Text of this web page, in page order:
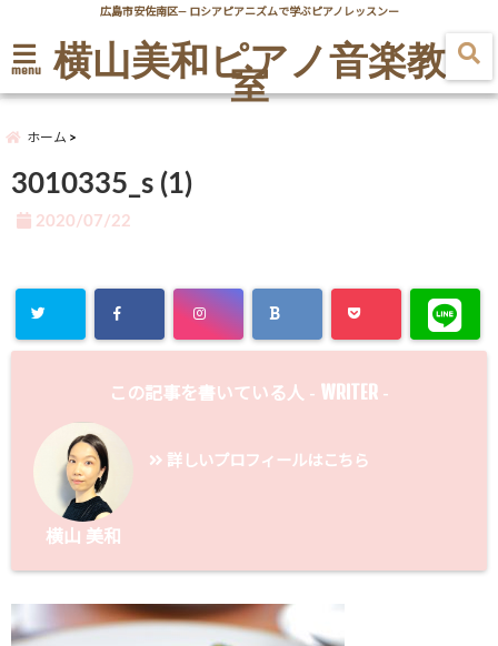
広島市安佐南区― ロシアピアニズムで学ぶピアノレッスンー
menu 横山美和ピアノ音楽教
室
ホーム
3010335_s (1)
2020/07/22
この記事を書いている人 - WRITER -
横山 美和
詳しいプロフィールはこちら